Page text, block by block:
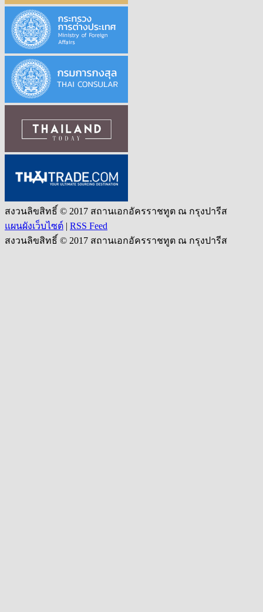
สงวนลิขสิทธิ์ © 2017 สถานเอกอัครราชทูต ณ กรุงปารีส
แผนผังเว็บไซต์ | RSS Feed
สงวนลิขสิทธิ์ © 2017 สถานเอกอัครราชทูต ณ กรุงปารีส